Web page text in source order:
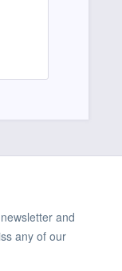
and
any of our